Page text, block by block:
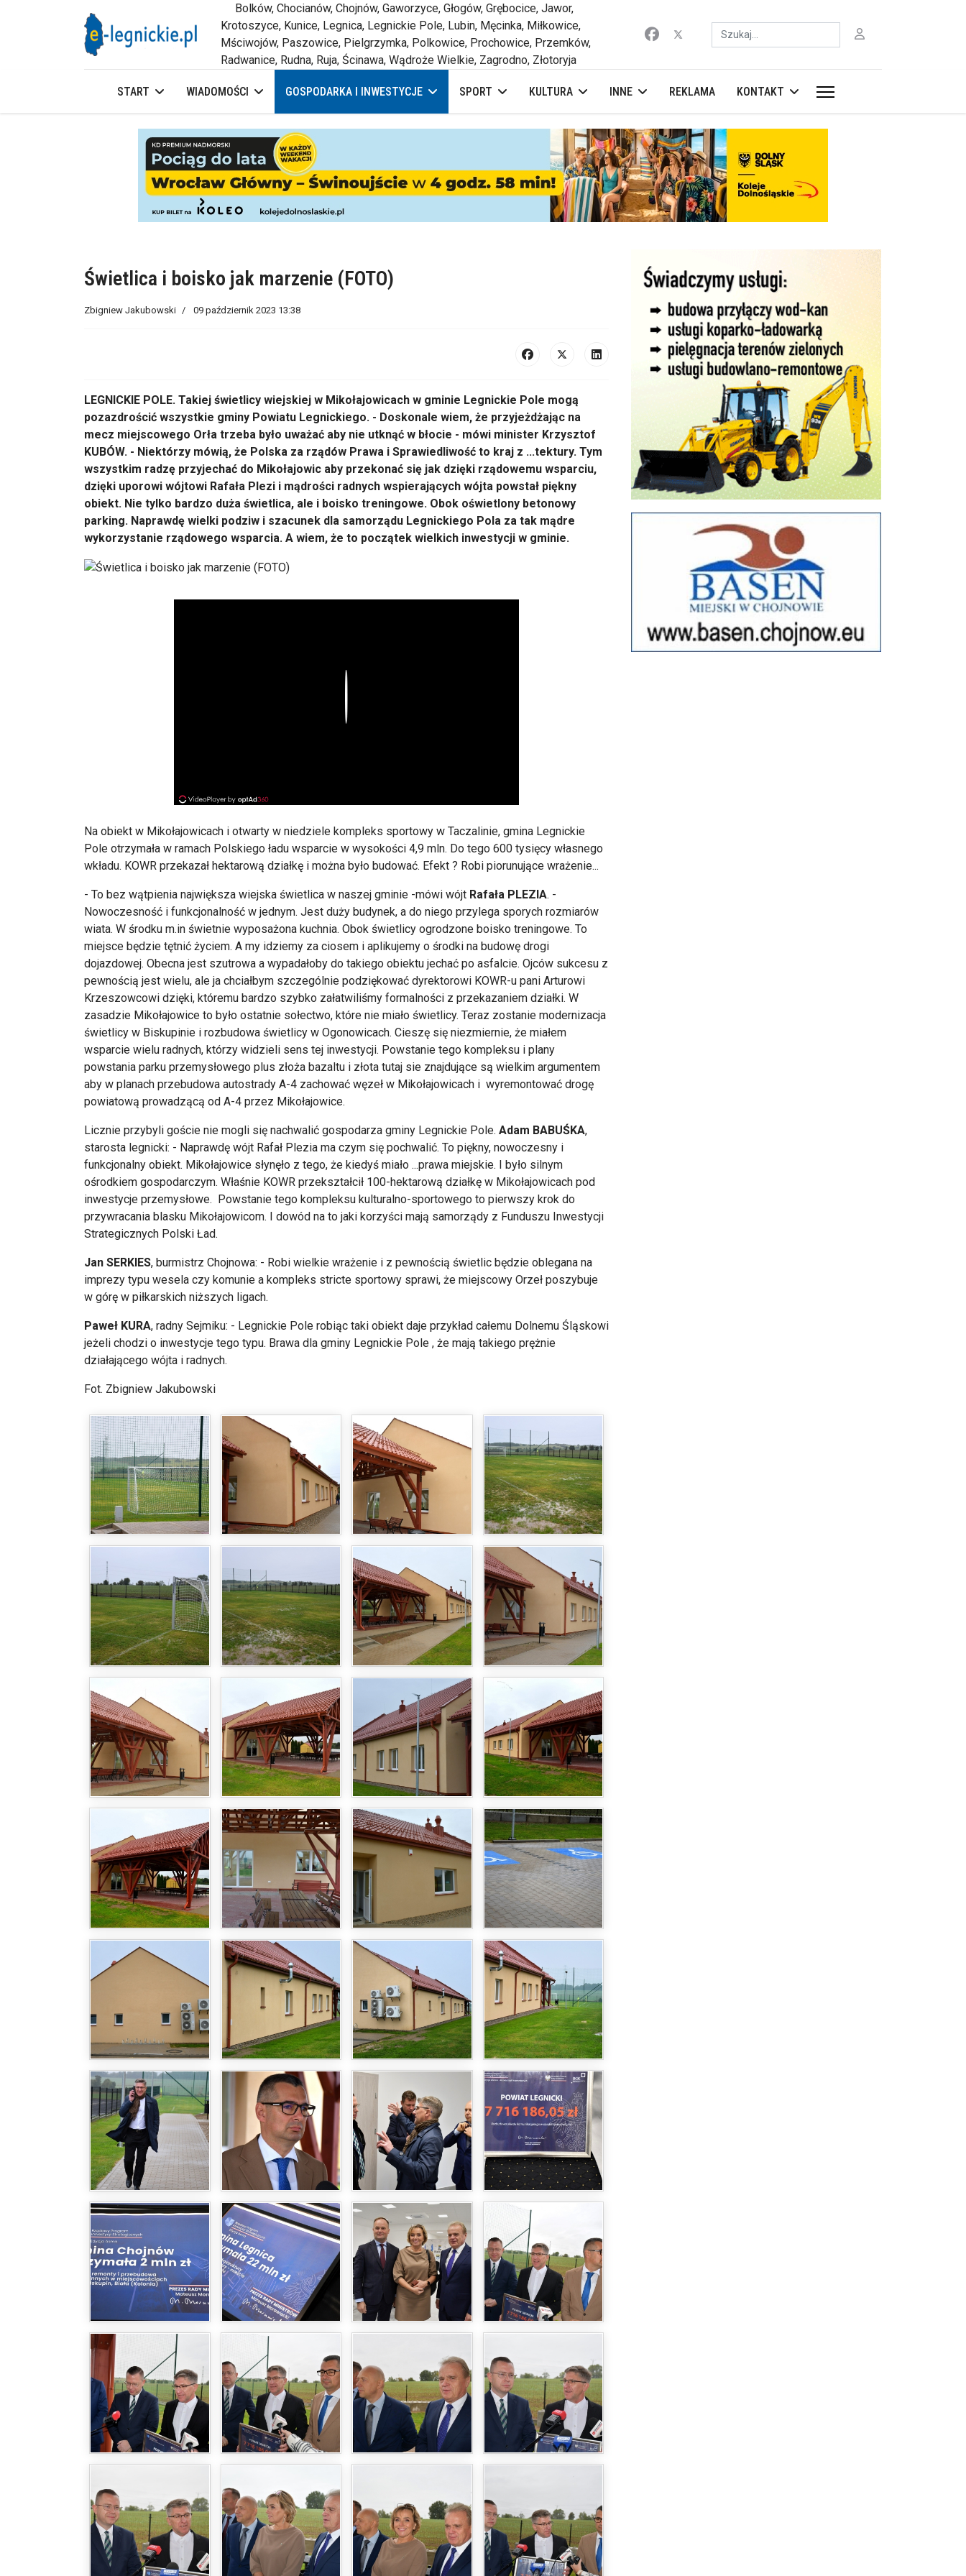
Bolków, Chocianów, Chojnów, Gaworzyce, Głogów, Grębocice, Jawor,
Krotoszyce, Kunice, Legnica, Legnickie Pole, Lubin, Męcinka, Miłkowice,
Mściwojów, Paszowice, Pielgrzymka, Polkowice, Prochowice, Przemków,
Radwanice, Rudna, Ruja, Ścinawa, Wądroże Wielkie, Zagrodno, Złotoryja
Szukaj
START WIADOMOŚCI GOSPODARKA I INWESTYCJE SPORT KULTURA INNE REKLAMA KONTAKT
Świetlica i boisko jak marzenie (FOTO)
Zbigniew Jakubowski 09 październik 2023 13:38
LEGNICKIE POLE. Takiej świetlicy wiejskiej w Mikołajowicach w gminie Legnickie Pole mogą
pozazdrościć wszystkie gminy Powiatu Legnickiego. - Doskonale wiem, że przyjeżdżając na
mecz miejscowego Orła trzeba było uważać aby nie utknąć w błocie - mówi minister Krzysztof
KUBÓW. - Niektórzy mówią, że Polska za rządów Prawa i Sprawiedliwość to kraj z ...tektury. Tym
wszystkim radzę przyjechać do Mikołajowic aby przekonać się jak dzięki rządowemu wsparciu,
dzięki uporowi wójtowi Rafała Plezi i mądrości radnych wspierających wójta powstał piękny
obiekt. Nie tylko bardzo duża świetlica, ale i boisko treningowe. Obok oświetlony betonowy
parking. Naprawdę wielki podziw i szacunek dla samorządu Legnickiego Pola za tak mądre
wykorzystanie rządowego wsparcia. A wiem, że to początek wielkich inwestycji w gminie.
Na obiekt w Mikołajowicach i otwarty w niedziele kompleks sportowy w Taczalinie, gmina Legnickie
Pole otrzymała w ramach Polskiego ładu wsparcie w wysokości 4,9 mln. Do tego 600 tysięcy własnego
wkładu. KOWR przekazał hektarową działkę i można było budować. Efekt ? Robi piorunujące wrażenie...
- To bez wątpienia największa wiejska świetlica w naszej gminie -mówi wójt Rafała PLEZIA. -
Nowoczesność i funkcjonalność w jednym. Jest duży budynek, a do niego przylega sporych rozmiarów
wiata. W środku m.in świetnie wyposażona kuchnia. Obok świetlicy ogrodzone boisko treningowe. To
miejsce będzie tętnić życiem. A my idziemy za ciosem i aplikujemy o środki na budowę drogi
dojazdowej. Obecna jest szutrowa a wypadałoby do takiego obiektu jechać po asfalcie. Ojców sukcesu z
pewnością jest wielu, ale ja chciałbym szczególnie podziękować dyrektorowi KOWR-u pani Arturowi
Krzeszowcowi dzięki, któremu bardzo szybko załatwiliśmy formalności z przekazaniem działki. W
zasadzie Mikołajowice to było ostatnie sołectwo, które nie miało świetlicy. Teraz zostanie modernizacja
świetlicy w Biskupinie i rozbudowa świetlicy w Ogonowicach. Cieszę się niezmiernie, że miałem
wsparcie wielu radnych, którzy widzieli sens tej inwestycji. Powstanie tego kompleksu i plany
powstania parku przemysłowego plus złoża bazaltu i złota tutaj sie znajdujące są wielkim argumentem
aby w planach przebudowa autostrady A-4 zachować węzeł w Mikołajowicach i wyremontować drogę
powiatową prowadzącą od A-4 przez Mikołajowice.
Licznie przybyli goście nie mogli się nachwalić gospodarza gminy Legnickie Pole. Adam BABUŚKA,
starosta legnicki: - Naprawdę wójt Rafał Plezia ma czym się pochwalić. To piękny, nowoczesny i
funkcjonalny obiekt. Mikołajowice słynęło z tego, że kiedyś miało ...prawa miejskie. I było silnym
ośrodkiem gospodarczym. Właśnie KOWR przekształcił 100-hektarową działkę w Mikołajowicach pod
inwestycje przemysłowe. Powstanie tego kompleksu kulturalno-sportowego to pierwszy krok do
przywracania blasku Mikołajowicom. I dowód na to jaki korzyści mają samorządy z Funduszu Inwestycji
Strategicznych Polski Ład.
Jan SERKIES, burmistrz Chojnowa: - Robi wielkie wrażenie i z pewnością świetlic będzie oblegana na
imprezy typu wesela czy komunie a kompleks stricte sportowy sprawi, że miejscowy Orzeł poszybuje
w górę w piłkarskich niższych ligach.
Paweł KURA, radny Sejmiku: - Legnickie Pole robiąc taki obiekt daje przykład całemu Dolnemu Śląskowi
jeżeli chodzi o inwestycje tego typu. Brawa dla gminy Legnickie Pole , że mają takiego prężnie
działającego wójta i radnych.
Fot. Zbigniew Jakubowski